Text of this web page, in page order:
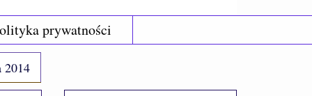
prywatności
2014